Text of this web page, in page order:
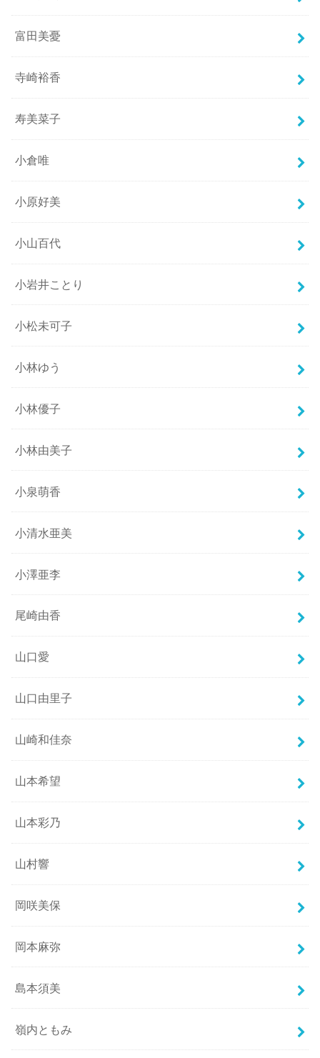
富田美憂
寺崎裕香
寿美菜子
小倉唯
小原好美
小山百代
小岩井ことり
小松未可子
小林ゆう
小林優子
小林由美子
小泉萌香
小清水亜美
小澤亜李
尾崎由香
山口愛
山口由里子
山崎和佳奈
山本希望
山本彩乃
山村響
岡咲美保
岡本麻弥
島本須美
嶺内ともみ